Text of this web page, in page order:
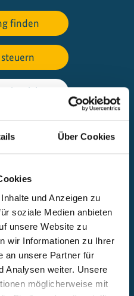
Über Cookies
und Anzeigen zu
soziale Medien anbieten
unsere Website zu
wir Informationen zu Ihrer
an unsere Partner für
Analysen weiter. Unsere
möglicherweise mit
finden
einreichen